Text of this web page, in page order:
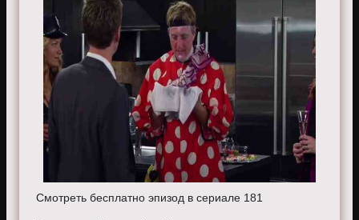
Смотреть бесплатно эпизод в сериале 181